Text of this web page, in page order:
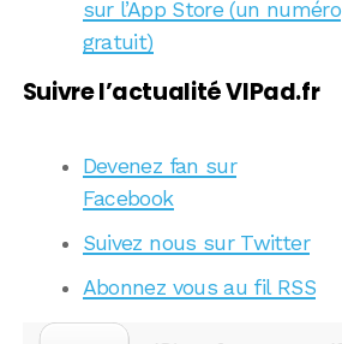
sur l’App Store (un numéro
gratuit)
Suivre l’actualité VIPad.fr
Devenez fan sur
Facebook
Suivez nous sur Twitter
Abonnez vous au fil RSS